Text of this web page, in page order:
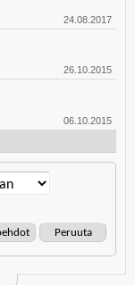
24.08.2017
26.10.2015
06.10.2015